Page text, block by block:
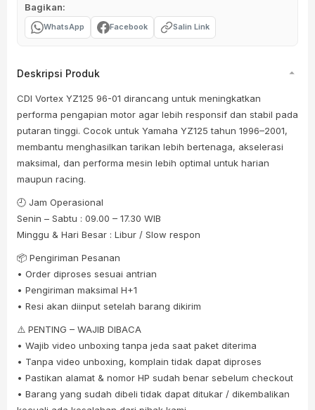
Bagikan:
WhatsApp Facebook Salin Link
Deskripsi Produk
CDI Vortex YZ125 96-01 dirancang untuk meningkatkan
performa pengapian motor agar lebih responsif dan stabil pada
putaran tinggi. Cocok untuk Yamaha YZ125 tahun 1996–2001,
membantu menghasilkan tarikan lebih bertenaga, akselerasi
maksimal, dan performa mesin lebih optimal untuk harian
maupun racing.
🕘 Jam Operasional
Senin – Sabtu : 09.00 – 17.30 WIB
Minggu & Hari Besar : Libur / Slow respon
📦 Pengiriman Pesanan
• Order diproses sesuai antrian
• Pengiriman maksimal H+1
• Resi akan diinput setelah barang dikirim
⚠️ PENTING – WAJIB DIBACA
• Wajib video unboxing tanpa jeda saat paket diterima
• Tanpa video unboxing, komplain tidak dapat diproses
• Pastikan alamat & nomor HP sudah benar sebelum checkout
• Barang yang sudah dibeli tidak dapat ditukar / dikembalikan